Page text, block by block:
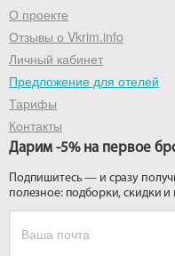
О проекте
Отзывы о Vkrim.info
Личный кабинет
Предложение для отелей
Тарифы
Контакты
Дарим -5% на первое
Подпишитесь — и сразу
полезное: подборки, скидки и